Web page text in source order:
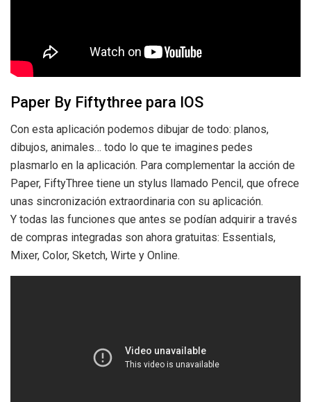
Paper By Fiftythree para IOS
Con esta aplicación podemos dibujar de todo: planos,
dibujos, animales… todo lo que te imagines pedes
plasmarlo en la aplicación. Para complementar la acción de
Paper, FiftyThree tiene un stylus llamado Pencil, que ofrece
unas sincronización extraordinaria con su aplicación.
Y todas las funciones que antes se podían adquirir a través
de compras integradas son ahora gratuitas: Essentials,
Mixer, Color, Sketch, Wirte y Online.